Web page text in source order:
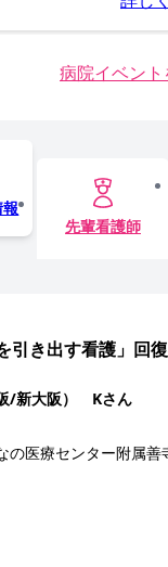
病院イベン
報
先輩看護師
引き出す看護」回
/新大阪） Kさん
の医療センター附属善